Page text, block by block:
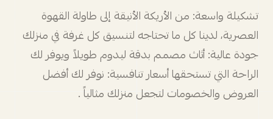
تشكيلة واسعة: من الأريكة الأنيقة إلى طاولة القهوة
العصرية، لدينا كل ما تحتاجه لتنسيق كل غرفة في منزلك
جودة عالية: أثاث مصمم بدقة ليدوم طويلاً ويوفر لك
الراحة التي تستحقها أسعار تنافسية: نوفر لك أفضل
العروض والخصومات لتجعل منزلك مثالياً .